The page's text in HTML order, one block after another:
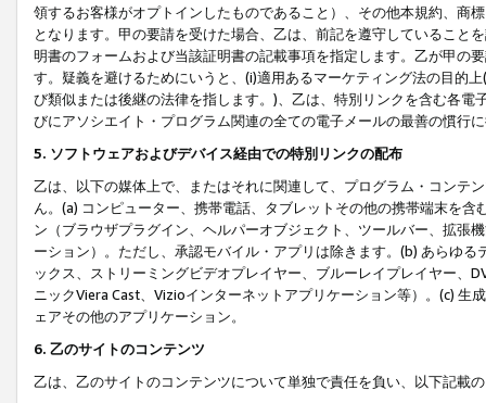
領するお客様がオプトインしたものであること）、その他本規約、商
となります。甲の要請を受けた場合、乙は、前記を遵守していること
明書のフォームおよび当該証明書の記載事項を指定します。乙が甲の
す。疑義を避けるためにいうと、(i)適用あるマーケティング法の目的
び類似または後継の法律を指します。)、乙は、特別リンクを含む各
びにアソシエイト・プログラム関連の全ての電子メールの最善の慣行
5. ソフトウェアおよびデバイス経由での特別リンクの配布
乙は、以下の媒体上で、またはそれに関連して、プログラム・コンテ
ん。(a) コンピューター、携帯電話、タブレットその他の携帯端末を
ン（ブラウザプラグイン、ヘルパーオブジェクト、ツールバー、拡張
ーション）。ただし、承認モバイル・アプリは除きます。(b) あらゆ
ックス、ストリーミングビデオプレイヤー、ブルーレイプレイヤー、
ニックViera Cast、Vizioインターネットアプリケーション等）。(c)
ェアその他のアプリケーション。
6. 乙のサイトのコンテンツ
乙は、乙のサイトのコンテンツについて単独で責任を負い、以下記載